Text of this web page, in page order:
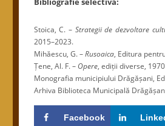
Stoica, C. – Strategii de dezvoltare
2015–2023.
Mihăescu, G. –Rusoaica, Editura
Țene, Al. F. – Opere, ediții diverse,
Monografia municipiului Drăgășani,
Arhiva Biblioteca Municipală
Facebook